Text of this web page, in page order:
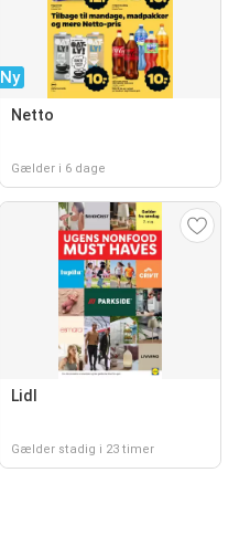
Ny
Netto
Gælder i 6 dage
Lidl
Gælder stadig i 23 timer